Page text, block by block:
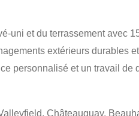
uni et du terrassement avec
extérieurs durables et
personnalisé et un travail de
Châteauguay,